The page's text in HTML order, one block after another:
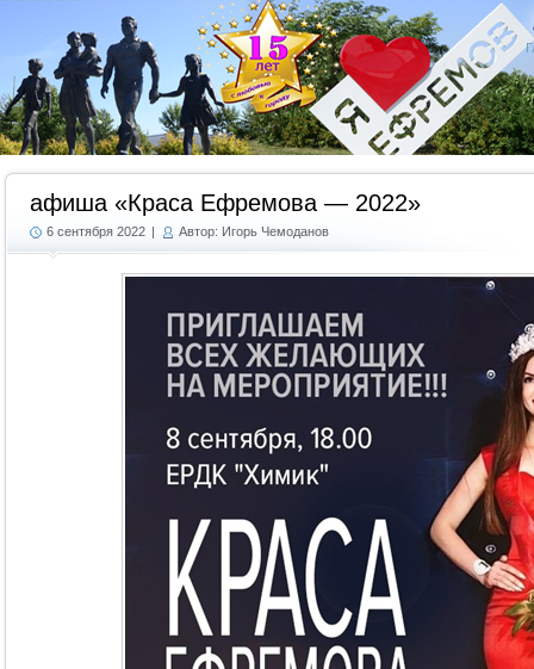
афиша «Краса Ефремова — 2022»
6 сентября 2022 | Автор: Игорь Чемоданов